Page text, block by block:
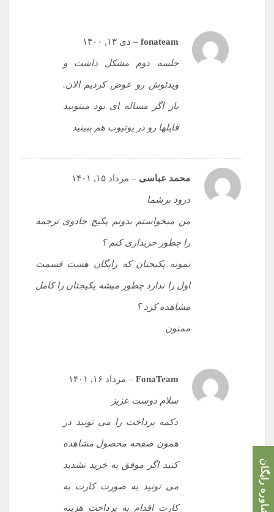
fonateam
– دی ۱۳, ۱۴۰۰
جلسه دوم مشکل داشت و
ویدئوش رو عوض کردیم الان.
باز اگر مساله ای بود میتونید
فایلها رو در یوتیوب هم ببینید
محمد عباسی – مرداد ۱۵, ۱۴۰۱
درود برشما
من میخواستم بدونم پکیج جادوی ترجمه
را چطور خریداری کنم ؟
نمونه پکیجتان که رایگان هست قسمت
اول را ندارد چطور میشه پکیجتان را کامل
مشاهده کرد ؟
ممنون
FonaTeam
– مرداد ۱۶, ۱۴۰۱
سلام دوست عزیز
دکمه پرداخت را می تونید در
همون صفحه محصول مشاهده
کنید اگر موفق به خرید نشدید
می تونید به صورت کارت به
کارت اقدام به پرداخت هزینه مشاوره رایگان